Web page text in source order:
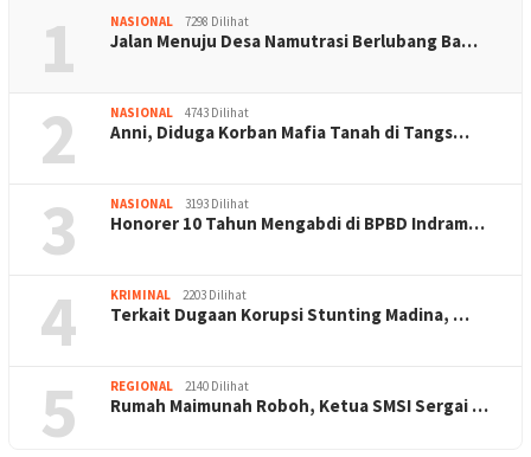
1 NASIONAL 7298 Dilihat
Jalan Menuju Desa Namutrasi Berlubang Ba…
2 NASIONAL 4743 Dilihat
Anni, Diduga Korban Mafia Tanah di Tangs…
3 NASIONAL 3193 Dilihat
Honorer 10 Tahun Mengabdi di BPBD Indram…
4 KRIMINAL 2203 Dilihat
Terkait Dugaan Korupsi Stunting Madina, …
5 REGIONAL 2140 Dilihat
Rumah Maimunah Roboh, Ketua SMSI Sergai …